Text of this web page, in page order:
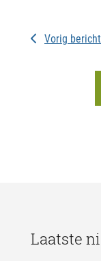
Vorig bericht
Laatste